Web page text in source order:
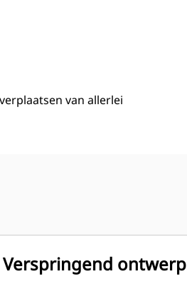
van allerlei
Verspringend ontwerp